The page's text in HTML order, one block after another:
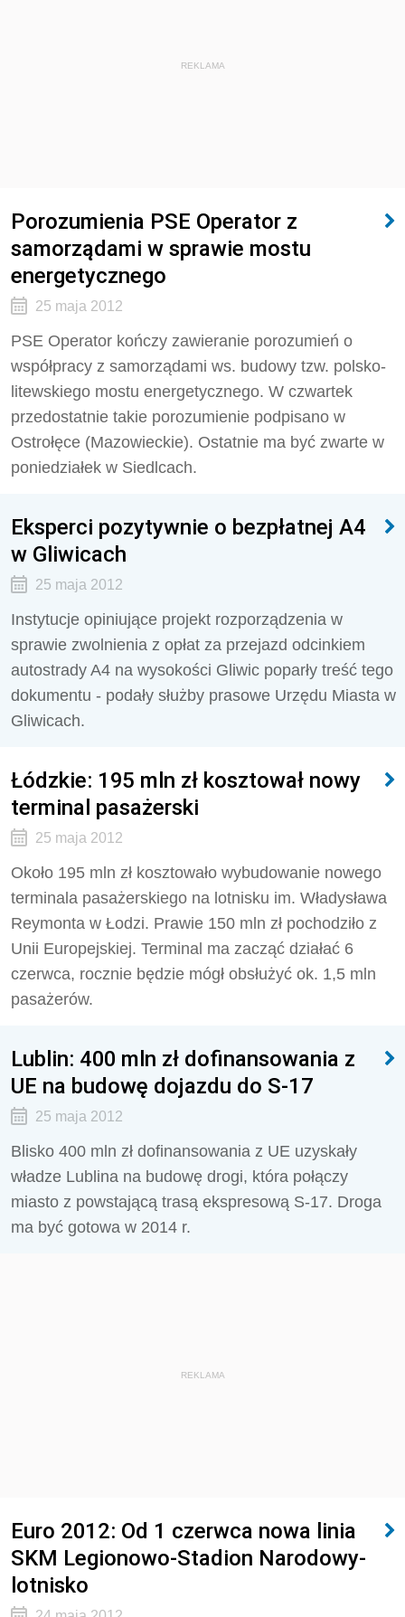
REKLAMA
Porozumienia PSE Operator z
samorządami w sprawie mostu
energetycznego
25 maja 2012
PSE Operator kończy zawieranie porozumień o
współpracy z samorządami ws. budowy tzw. polsko-
litewskiego mostu energetycznego. W czwartek
przedostatnie takie porozumienie podpisano w
Ostrołęce (Mazowieckie). Ostatnie ma być zwarte w
poniedziałek w Siedlcach.
Eksperci pozytywnie o bezpłatnej A4
w Gliwicach
25 maja 2012
Instytucje opiniujące projekt rozporządzenia w
sprawie zwolnienia z opłat za przejazd odcinkiem
autostrady A4 na wysokości Gliwic poparły treść tego
dokumentu - podały służby prasowe Urzędu Miasta w
Gliwicach.
Łódzkie: 195 mln zł kosztował nowy
terminal pasażerski
25 maja 2012
Około 195 mln zł kosztowało wybudowanie nowego
terminala pasażerskiego na lotnisku im. Władysława
Reymonta w Łodzi. Prawie 150 mln zł pochodziło z
Unii Europejskiej. Terminal ma zacząć działać 6
czerwca, rocznie będzie mógł obsłużyć ok. 1,5 mln
pasażerów.
Lublin: 400 mln zł dofinansowania z
UE na budowę dojazdu do S-17
25 maja 2012
Blisko 400 mln zł dofinansowania z UE uzyskały
władze Lublina na budowę drogi, która połączy
miasto z powstającą trasą ekspresową S-17. Droga
ma być gotowa w 2014 r.
REKLAMA
Euro 2012: Od 1 czerwca nowa linia
SKM Legionowo-Stadion Narodowy-
lotnisko